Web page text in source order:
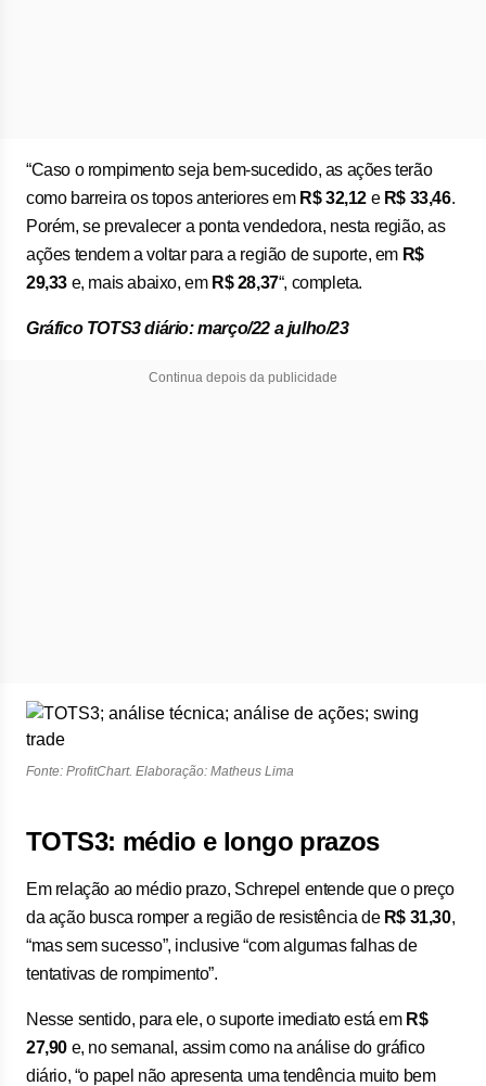
“Caso o rompimento seja bem-sucedido, as ações terão
como barreira os topos anteriores em R$ 32,12 e R$ 33,46.
Porém, se prevalecer a ponta vendedora, nesta região, as
ações tendem a voltar para a região de suporte, em R$
29,33 e, mais abaixo, em R$ 28,37“, completa.
Gráfico TOTS3 diário: março/22 a julho/23
Continua depois da publicidade
Fonte: ProfitChart. Elaboração: Matheus Lima
TOTS3: médio e longo prazos
Em relação ao médio prazo, Schrepel entende que o preço
da ação busca romper a região de resistência de R$ 31,30,
“mas sem sucesso”, inclusive “com algumas falhas de
tentativas de rompimento”.
Nesse sentido, para ele, o suporte imediato está em R$
27,90 e, no semanal, assim como na análise do gráfico
diário, “o papel não apresenta uma tendência muito bem